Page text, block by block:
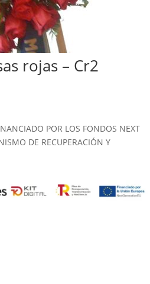
rojas – Cr2
POR LOS FONDOS NEXT
DE RECUPERACIÓN Y